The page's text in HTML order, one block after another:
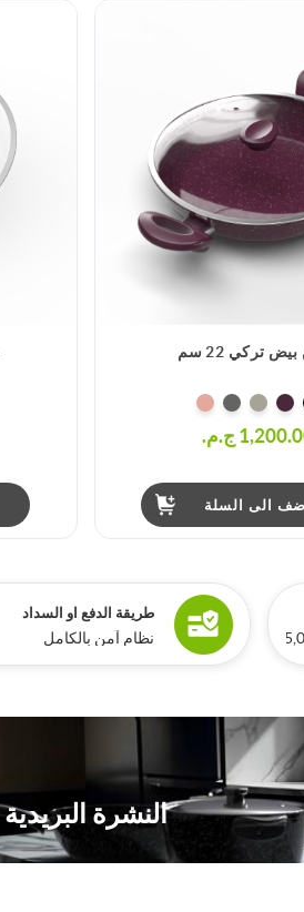
تركي 22 سم
ج.م.‏
الى السلة
طريقة الدفع او السداد
نظام آمن بالكامل
النشرة البريدية